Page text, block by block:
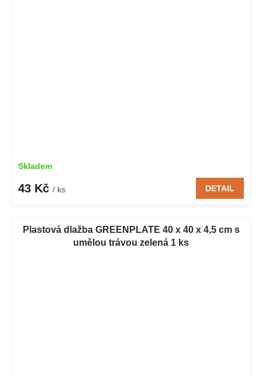
Skladem
43 Kč / ks DETAIL
Plastová dlažba GREENPLATE 40 x 40 x 4,5 cm s
umělou trávou zelená 1 ks